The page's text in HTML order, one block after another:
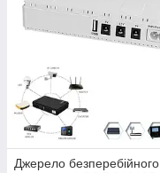
Джерело безперебійного